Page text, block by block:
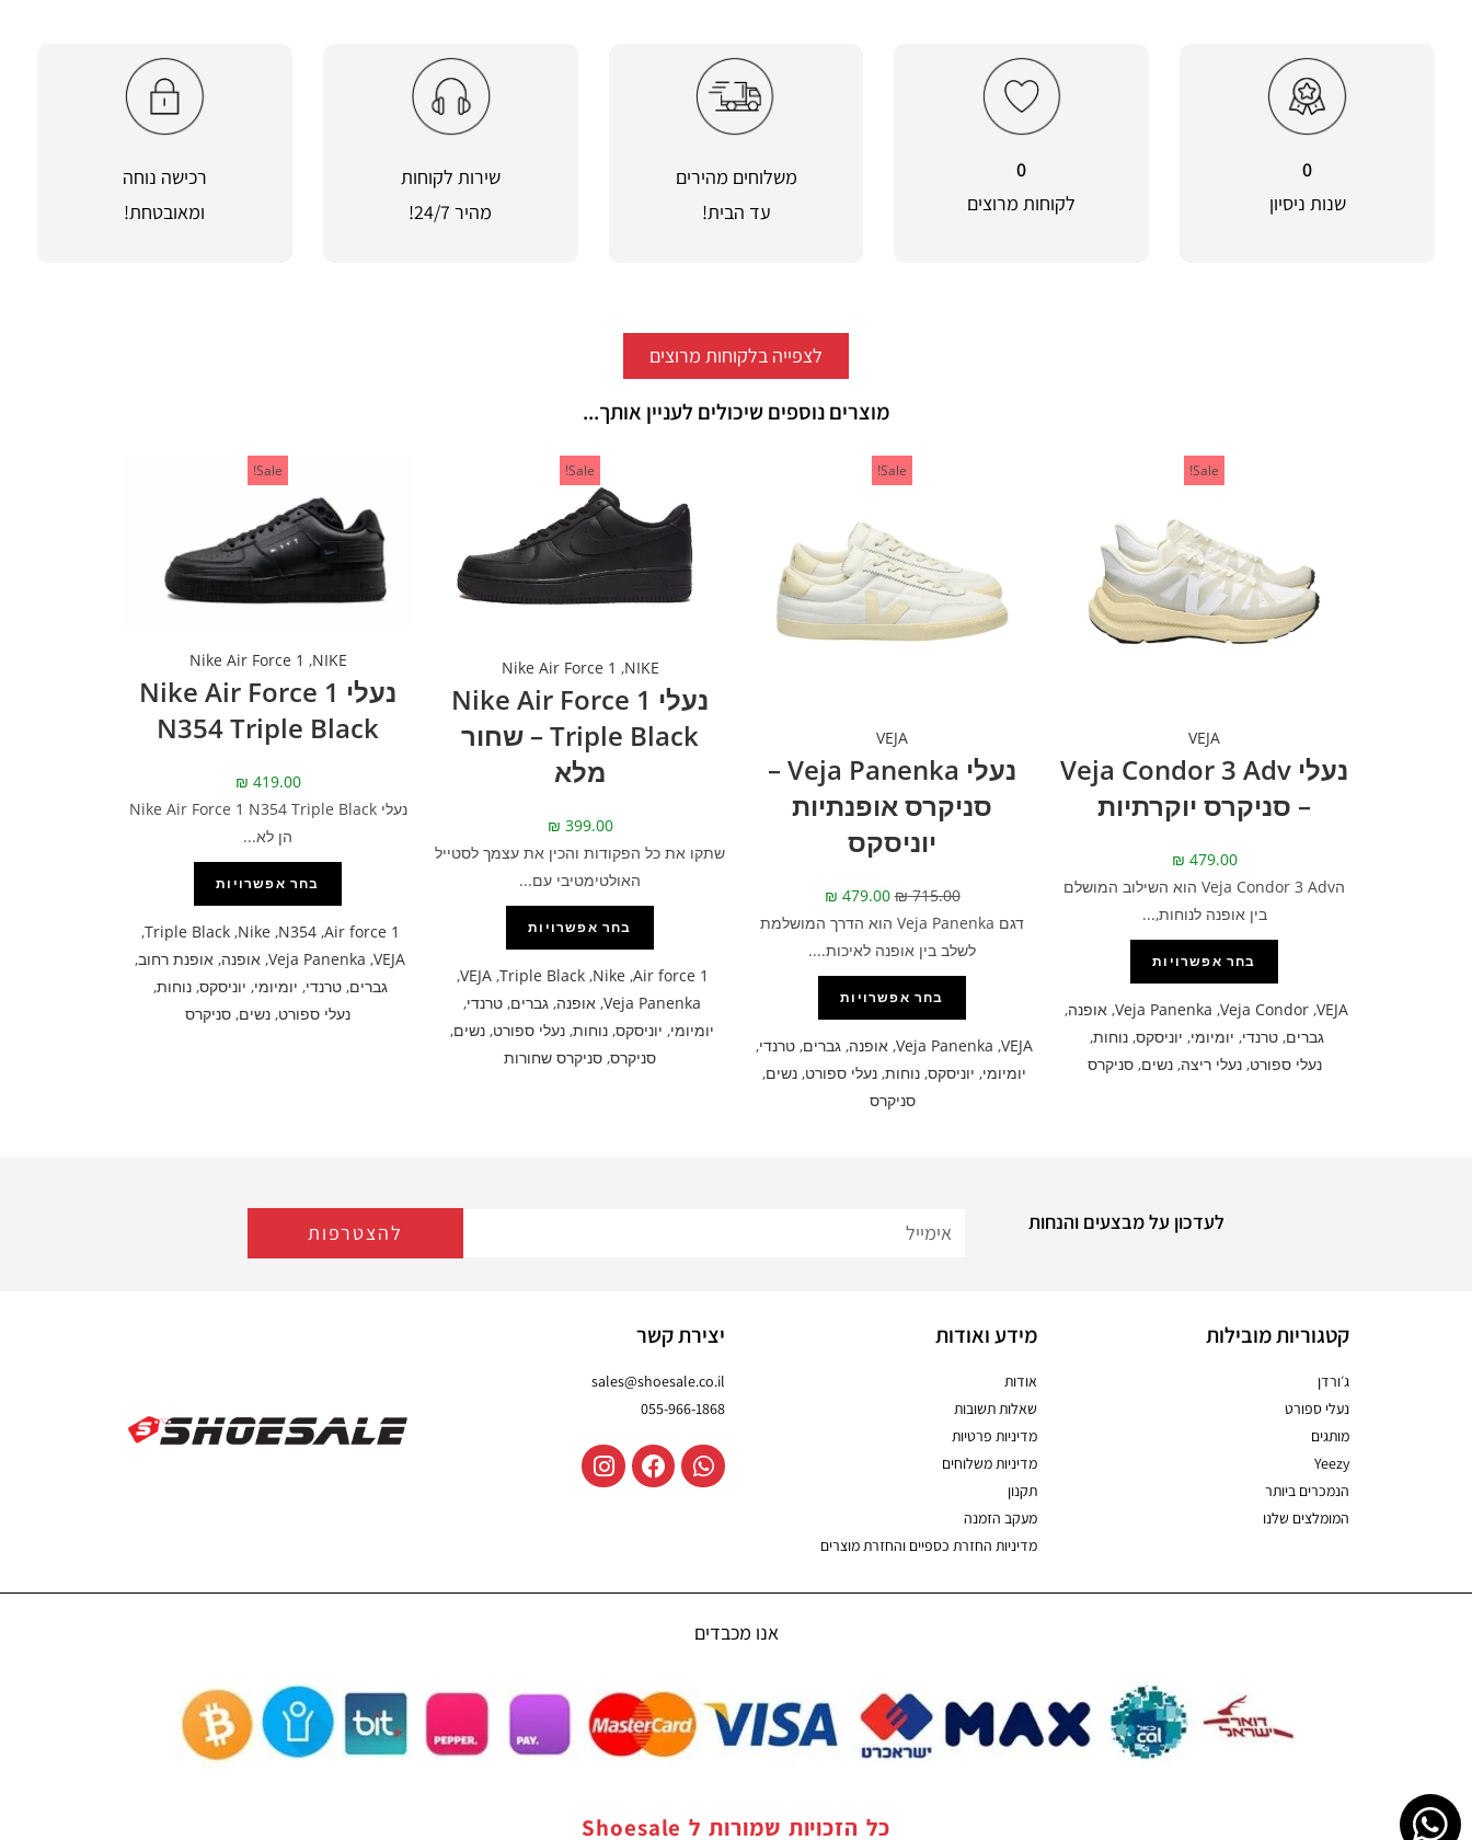
0
שנות ניסיון
0
לקוחות מרוצים
משלוחים מהירים
עד הבית!
שירות לקוחות
מהיר 24/7!
רכישה נוחה
ומאובטחת!
לצפייה בלקוחות מרוצים
מוצרים נוספים שיכולים לעניין אותך...
Sale!
VEJA
נעלי Veja Condor 3 Adv
– סניקרס יוקרתיות
₪ 479.00
הVeja Condor 3 Adv הוא השילוב המושלם
בין אופנה לנוחות,...
בחר אפשרויות
VEJA
,
Veja Condor
,
Veja Panenka
, אופנה,
גברים,טרנדי, יומיומי, יוניסקס,נוחות,
נעלי ספורט,נעלי ריצה,נשים,סניקרס
Sale!
VEJA
נעלי Veja Panenka –
סניקרס אופנתיות
יוניסקס
₪715.00
₪ 479.00
דגם Veja Panenka הוא הדרך המושלמת
לשלב בין אופנה לאיכות....
בחר אפשרויות
VEJA
,
Veja Panenka
, אופנה, גברים, טרנדי,
יומיומי, יוניסקס, נוחות, נעלי ספורט, נשים,
סניקרס
Sale!
NIKE
,
Nike Air Force 1
נעלי Nike Air Force 1
Triple Black – שחור
מלא
₪ 399.00
שתקו את כל הפקודות והכין את עצמך לסטייל
האולטימטיבי עם...
בחר אפשרויות
Air force 1
,
Nike
,
Triple Black
,
VEJA
,
Veja Panenka
, אופנה, גברים, טרנדי,
יומיומי, יוניסקס, נוחות, נעלי ספורט, נשים,
סניקרס, סניקרס שחורות
Sale!
NIKE
,
Nike Air Force 1
נעלי Nike Air Force 1
N354 Triple Black
₪ 419.00
נעלי Nike Air Force 1 N354 Triple Black
הן לא...
בחר אפשרויות
Air force 1
,
N354
,
Nike
,
Triple Black
,
VEJA
,
Veja Panenka
, אופנה, אופנת רחוב,
גברים,טרנדי, יומיומי, יוניסקס,נוחות,
נעלי ספורט, נשים, סניקרס
לעדכון על מבצעים והנחות להצטרפות
קטגוריות מובילות
ג׳ורדן
נעלי ספורט
מותגים
Yeezy
הנמכרים ביותר
המומלצים שלנו
מידע ואודות
אודות
שאלות תשובות
מדיניות פרטיות
מדיניות משלוחים
תקנון
מעקב הזמנה
מדיניות החזרת כספיים והחזרת מוצרים
יצירת קשר
sales@shoesale.co.il
055-966-1868
אנו מכבדים
כל הזכויות שמורות ל Shoesale